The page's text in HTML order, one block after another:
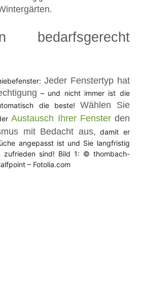
bedarfsgerecht
Jeder Fenstertyp hat
– und nicht immer ist die
die beste! Wählen Sie
Austausch Ihrer Fenster den
mit Bedacht aus, damit er
angepasst ist und Sie langfristig
zufrieden sind! Bild 1: © thombach-
– Fotolia.com